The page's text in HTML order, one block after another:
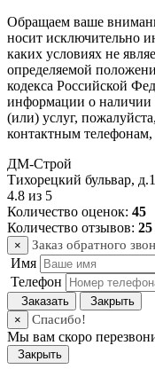
Обращаем ваше
носит исключительно
каких условиях не
определяемой
кодекса Российской
информации о наличии
(или) услуг,
контактным
ДМ-Строй
Тихорецкий бульвар, д.1
4.8 из 5
Количество оценок: 45
Количество отзывов: 25
× Заказ обратного
Имя
Телефон
Заказать
Закрыть
×
Спасибо!
Мы вам скоро
Закрыть